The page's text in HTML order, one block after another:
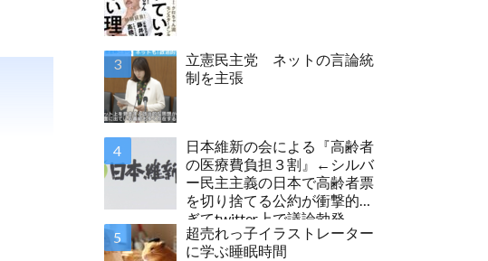
立憲民主党 ネットの言論統
制を主張
日本維新の会による『高齢者
の医療費負担３割』←シルバ
ー民主主義の日本で高齢者票
を切り捨てる公約が衝撃的す
ぎてtwitter上で議論勃発
超売れっ子イラストレーター
に学ぶ睡眠時間